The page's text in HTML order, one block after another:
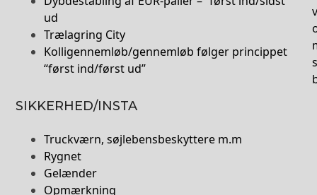
ud
Trælagring City
Kolligennemløb/gennemløb følger princippet
“først ind/først ud”
SIKKERHED/INSTA
Truckværn, søjlebensbeskyttere m.m
Rygnet
Gelænder
Opmærkning